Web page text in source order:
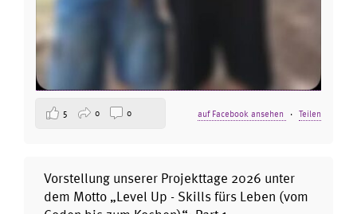
auf Facebook ansehen · Teilen
5 0 0
Vorstellung unserer Projekttage 2026 unter
dem Motto „Level Up - Skills fürs Leben (vom